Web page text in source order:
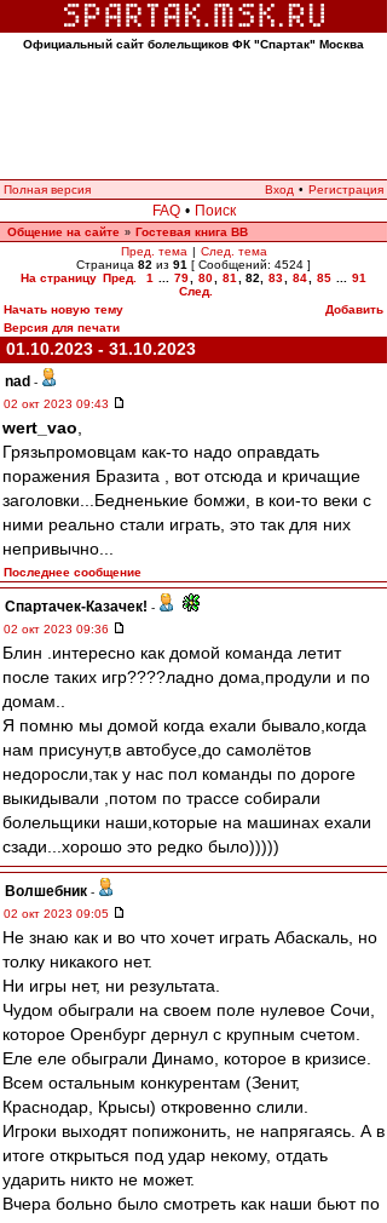
Официальный сайт болельщиков ФК "Спартак" Москва
Полная версия Вход • Регистрация
FAQ • Поиск
Общение на сайте » Гостевая книга ВВ
Пред. тема | След. тема
Страница 82 из 91 [ Сообщений: 4524 ]
На страницу Пред. 1 79 80 81 82 83 84 85
91
След.
Начать новую тему
Добавить
Версия для печати
01.10.2023 - 31.10.2023
nad -
02 окт 2023 09:43
wert_vao
Грязьпромовцам как-то надо оправдать
поражения Бразита , вот отсюда и кричащие
заголовки...Бедненькие бомжи, в кои-то веки с
ними реально стали играть, это так для них
непривычно...
Последнее сообщение
Спартачек-Казачек! -
02 окт 2023 09:36
Блин .интересно как домой команда летит
после таких игр????ладно дома,продули и по
домам..
Я помню мы домой когда ехали бывало,когда
нам присунут,в автобусе,до самолётов
недоросли,так у нас пол команды по дороге
выкидывали ,потом по трассе собирали
болельщики наши,которые на машинах ехали
сзади...хорошо это редко было)))))
Волшебник -
02 окт 2023 09:05
Не знаю как и во что хочет играть Абаскаль, но
толку никакого нет.
Ни игры нет, ни результата.
Чудом обыграли на своем поле нулевое Сочи,
которое Оренбург дернул с крупным счетом.
Еле еле обыграли Динамо, которое в кризисе.
Всем остальным конкурентам (Зенит,
Краснодар, Крысы) откровенно слили.
Игроки выходят попижонить, не напрягаясь. А в
итоге открыться под удар некому, отдать
ударить никто не может.
Вчера больно было смотреть как наши бьют по